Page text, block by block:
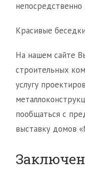
Красивые
На нашем сайте
строительных
услугу
пообщаться с
выставку домов